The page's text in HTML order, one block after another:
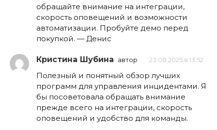
обращайте внимание на интеграции,
скорость оповещений и возможности
автоматизации. Пробуйте демо перед
покупкой. — Денис
Кристина Шубина автор 23.08.2025 в 13:52
Полезный и понятный обзор лучших
программ для управления инцидентами. Я
бы посоветовала обращать внимание
прежде всего на интеграции, скорость
оповещений и удобство для команды.